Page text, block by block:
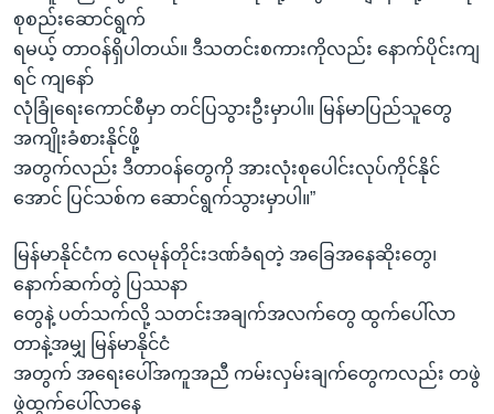
စုစည်းဆောင်ရွက်
ရမယ့် တာဝန်ရှိပါတယ်။ ဒီသတင်းစကားကိုလည်း နောက်ပိုင်းကျ
ရင် ကျနော်
လုံခြုံရေးကောင်စီမှာ တင်ပြသွားဦးမှာပါ။ မြန်မာပြည်သူတွေ
အကျိုးခံစားနိုင်ဖို့
အတွက်လည်း ဒီတာဝန်တွေကို အားလုံးစုပေါင်းလုပ်ကိုင်နိုင်
အောင် ပြင်သစ်က ဆောင်ရွက်သွားမှာပါ။”
မြန်မာနိုင်ငံက လေမုန်တိုင်းဒဏ်ခံရတဲ့ အခြေအနေဆိုးတွေ၊
နောက်ဆက်တွဲ ပြဿနာ
တွေနဲ့ ပတ်သက်လို့ သတင်းအချက်အလက်တွေ ထွက်ပေါ်လာ
တာနဲ့အမျှ မြန်မာနိုင်ငံ
အတွက် အရေးပေါ်အကူအညီ ကမ်းလှမ်းချက်တွေကလည်း တဖွဲ
ဖွဲထွက်ပေါ်လာနေ